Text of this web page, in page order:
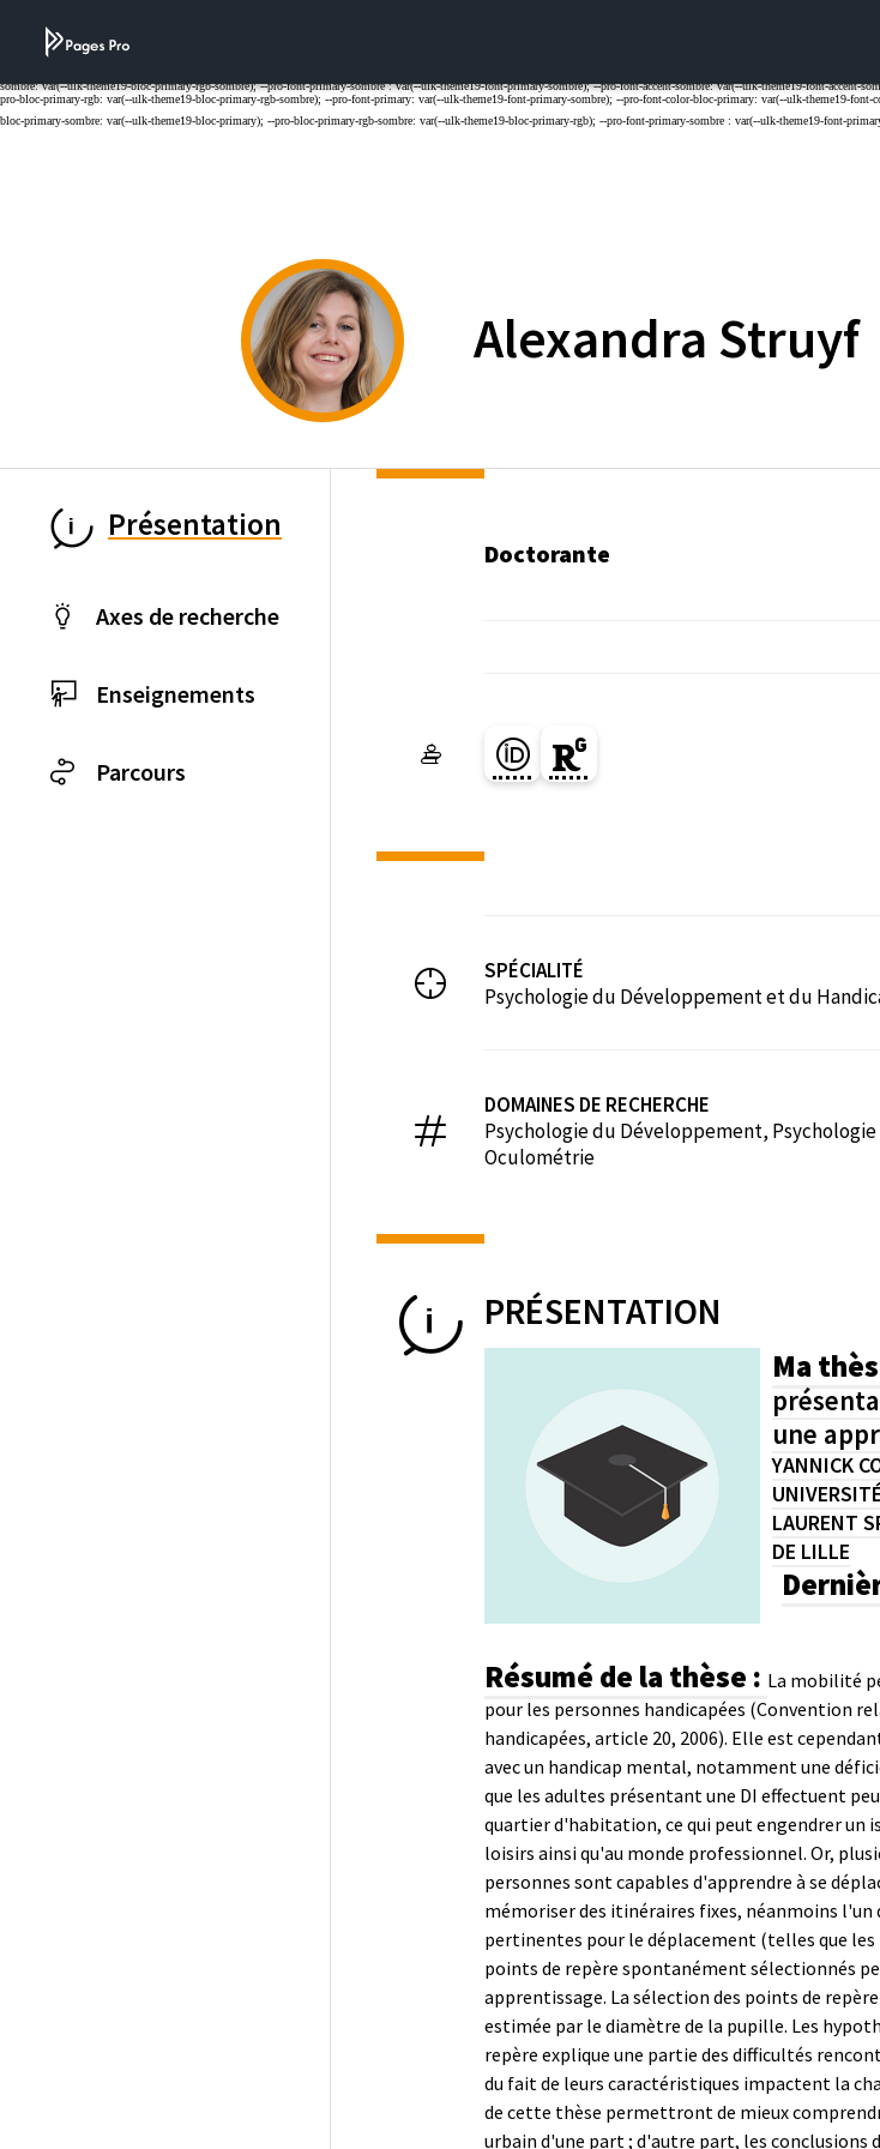
Alexandra Struyf
Doctorante
Page Orcid du membre (Ouverture
Page Researchgate du
SPÉCIALITÉ
Psychologie du Développement et du
DOMAINES DE RECHERCHE
Psychologie du Développement,
Oculométrie
Présentation
Axes de recherche
Enseignements
Parcours
PRÉSENTATION
Ma
une
YANNICK
LAURENT
DE LILLE
Résumé de la thèse : La mobilité
pour les personnes handicapées (Convention
handicapées, article 20, 2006). Elle est
avec un handicap mental, notamment une
que les adultes présentant une DI effectuent
quartier d'habitation, ce qui peut engendrer un
loisirs ainsi qu'au monde professionnel. Or,
personnes sont capables d'apprendre à se
mémoriser des itinéraires fixes, néanmoins
pertinentes pour le déplacement (telles que les
points de repère spontanément sélectionnés
apprentissage. La sélection des points de
estimée par le diamètre de la pupille. Les
repère explique une partie des difficultés
du fait de leurs caractéristiques impactent la
de cette thèse permettront de mieux
urbain d'une part ; d'autre part, les conclusions